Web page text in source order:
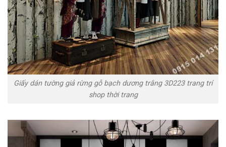
Giấy dán tường giả rừng gỗ bạch dương trắng 3D223 trang trí
shop thời trang